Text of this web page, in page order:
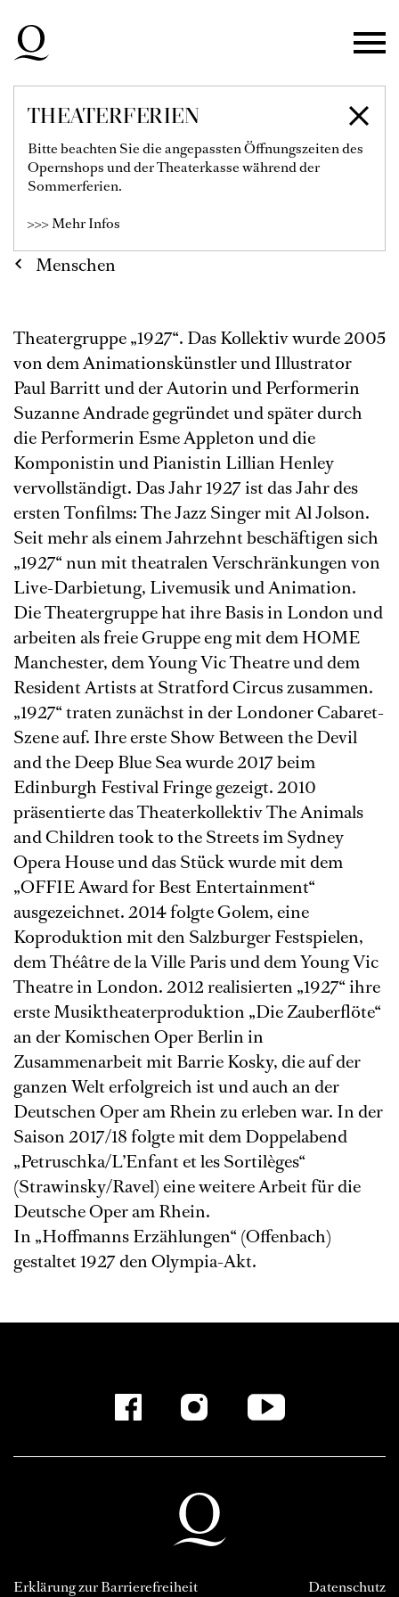
Zur Hauptnavigation springen
Zum Hauptinhalt springen
Zum Footer springen
THEATERFERIEN
Bitte beachten Sie die angepassten Öffnungszeiten des
Opernshops und der Theaterkasse während der
Sommerferien.
>>> Mehr Infos
1927
Menschen
Theatergruppe „1927“. Das Kollektiv wurde 2005
von dem Animationskünstler und Illustrator
Paul Barritt und der Autorin und Performerin
Suzanne Andrade gegründet und später durch
die Performerin Esme Appleton und die
Komponistin und Pianistin Lillian Henley
vervollständigt. Das Jahr 1927 ist das Jahr des
ersten Tonfilms: The Jazz Singer mit Al Jolson.
Seit mehr als einem Jahrzehnt beschäftigen sich
„1927“ nun mit theatralen Verschränkungen von
Live-Darbietung, Livemusik und Animation.
Die Theatergruppe hat ihre Basis in London und
arbeiten als freie Gruppe eng mit dem HOME
Manchester, dem Young Vic Theatre und dem
Resident Artists at Stratford Circus zusammen.
„1927“ traten zunächst in der Londoner Cabaret-
Szene auf. Ihre erste Show Between the Devil
and the Deep Blue Sea wurde 2017 beim
Edinburgh Festival Fringe gezeigt. 2010
präsentierte das Theaterkollektiv The Animals
and Children took to the Streets im Sydney
Opera House und das Stück wurde mit dem
„OFFIE Award for Best Entertainment“
ausgezeichnet. 2014 folgte Golem, eine
Koproduktion mit den Salzburger Festspielen,
dem Théâtre de la Ville Paris und dem Young Vic
Theatre in London. 2012 realisierten „1927“ ihre
erste Musiktheaterproduktion „Die Zauberflöte“
an der Komischen Oper Berlin in
Zusammenarbeit mit Barrie Kosky, die auf der
ganzen Welt erfolgreich ist und auch an der
Deutschen Oper am Rhein zu erleben war. In der
Saison 2017/18 folgte mit dem Doppelabend
„Petruschka/L’Enfant et les Sortilèges“
(Strawinsky/Ravel) eine weitere Arbeit für die
Deutsche Oper am Rhein.
In „Hoffmanns Erzählungen“ (Offenbach)
gestaltet 1927 den Olympia-Akt.
Erklärung zur Barrierefreiheit Datenschutz